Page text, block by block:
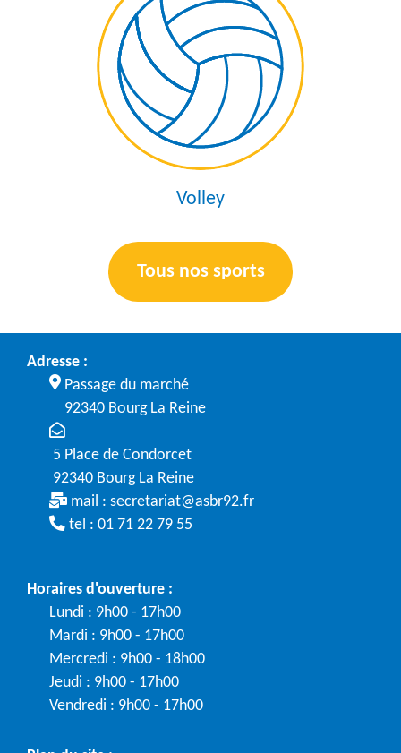
Volley
Tous nos sports
Adresse :
Passage du marché
92340 Bourg La Reine
5 Place de Condorcet
92340 Bourg La Reine
mail : secretariat@asbr92.fr
tel : 01 71 22 79 55
Horaires d'ouverture :
Lundi : 9h00 - 17h00
Mardi : 9h00 - 17h00
Mercredi : 9h00 - 18h00
Jeudi : 9h00 - 17h00
Vendredi : 9h00 - 17h00